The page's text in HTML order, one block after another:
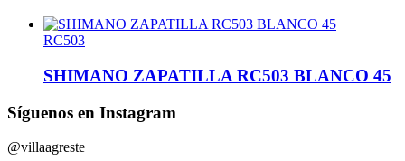
RC503
SHIMANO ZAPATILLA RC503 BLANCO 45
Síguenos en Instagram
@villaagreste